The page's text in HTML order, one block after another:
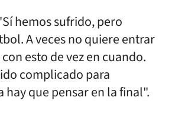
hemos sufrido, pero
A veces no quiere entrar
esto de vez en cuando.
complicado para
hay que pensar en la final".